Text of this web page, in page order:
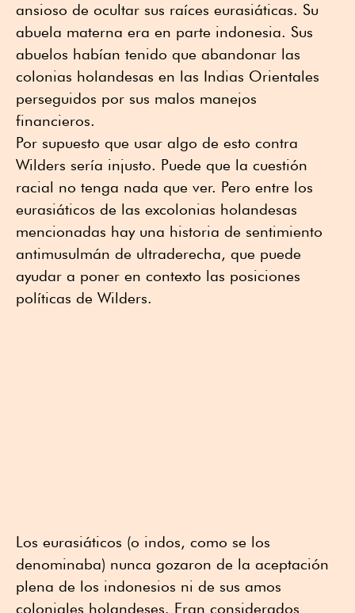
ansioso de ocultar sus raíces eurasiáticas. Su
abuela materna era en parte indonesia. Sus
abuelos habían tenido que abandonar las
colonias holandesas en las Indias Orientales
perseguidos por sus malos manejos
financieros.
Por supuesto que usar algo de esto contra
Wilders sería injusto. Puede que la cuestión
racial no tenga nada que ver. Pero entre los
eurasiáticos de las excolonias holandesas
mencionadas hay una historia de sentimiento
antimusulmán de ultraderecha, que puede
ayudar a poner en contexto las posiciones
políticas de Wilders.
Los eurasiáticos (o indos, como se los
denominaba) nunca gozaron de la aceptación
plena de los indonesios ni de sus amos
coloniales holandeses. Eran considerados